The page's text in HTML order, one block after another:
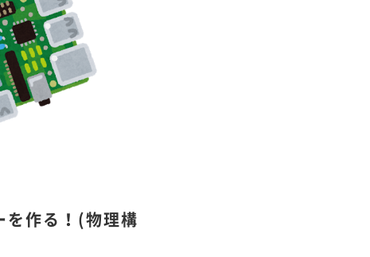
を作る！(物理構